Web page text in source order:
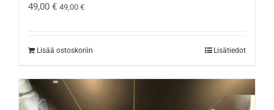
49,00 € 49,00 €
Lisää ostoskoriin Lisätiedot